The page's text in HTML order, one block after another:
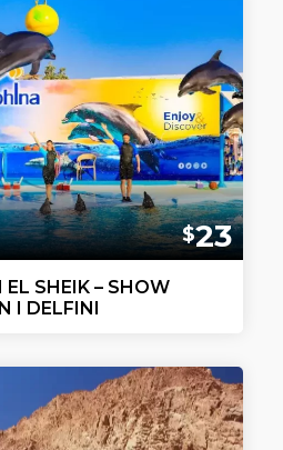
$23
SHEIK – SHOW
I DELFINI